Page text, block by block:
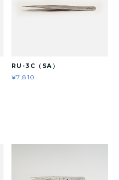
RU-3C（SA）
¥7,810